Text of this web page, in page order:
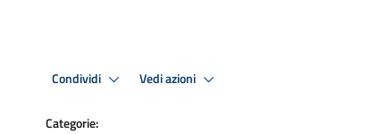
Condividi Vedi azioni
Categorie: